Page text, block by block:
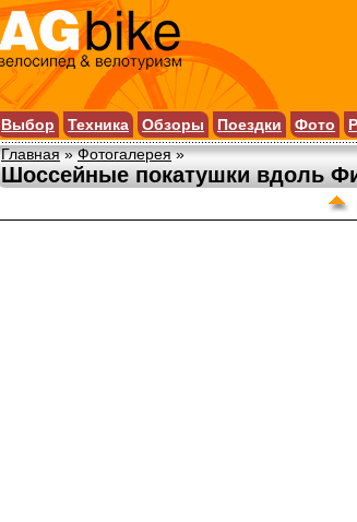
Выбор Техника Обзоры Поездки Фото
Главная»Фотогалерея»
Шоссейные покатушки вдоль